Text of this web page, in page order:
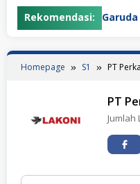
Rekomendasi:PT Garuda
Homepage S1 PT
PT
Jumlah